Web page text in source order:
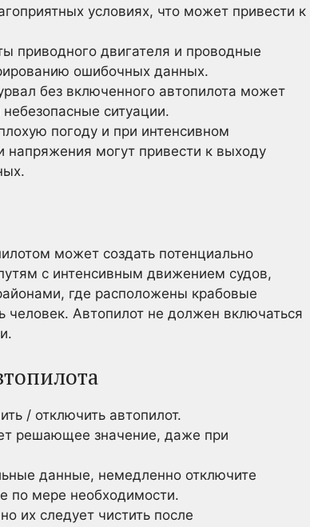
условиях, что может привести к
приводного двигателя и проводные
ошибочных данных.
без включенного автопилота может
ситуации.
погоду и при интенсивном
напряжения могут привести к выходу
может создать потенциально
с интенсивным движением судов,
где расположены крабовые
Автопилот не должен включаться
/ отключить автопилот.
решающее значение, даже при
данные, немедленно отключите
по мере необходимости.
их следует чистить после